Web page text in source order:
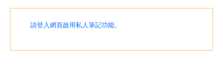
請登入網頁啟用私人筆記功能。